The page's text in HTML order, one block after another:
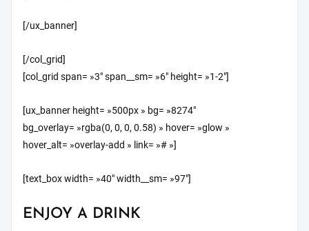
[/ux_banner]
[/col_grid]
[col_grid span= »3″ span__sm= »6″ height= »1-2″]
[ux_banner height= »500px » bg= »8274″
bg_overlay= »rgba(0, 0, 0, 0.58) » hover= »glow »
hover_alt= »overlay-add » link= »# »]
[text_box width= »40″ width__sm= »97″]
ENJOY A DRINK